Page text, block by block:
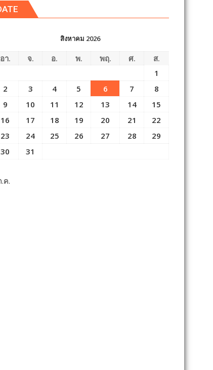
สิงหาคม 2026
อา. จ. อ. พ. พฤ. ศ.
ส.
1
2
3 4 5 6 7
8
9
10 11 12 13 14
15
16
17 18 19 20 21
22
23
24 25 26 27 28
29
30
31
.ค.